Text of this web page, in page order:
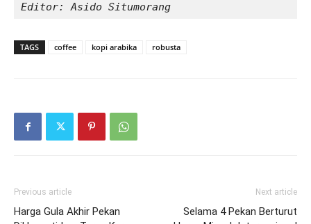
Editor: Asido Situmorang
TAGS coffee kopi arabika robusta
Previous article
Harga Gula Akhir Pekan
Next article
Selama 4 Pekan Berturut